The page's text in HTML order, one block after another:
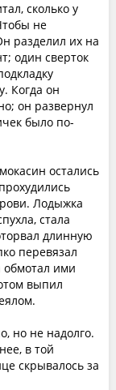
сколько у
не
разделил их на
один сверток
Когда он
он развернул
было по-
остались
Лодыжка
стала
длинную
перевязал
обмотал ими
выпил
но не надолго.
в той
скрывалось за